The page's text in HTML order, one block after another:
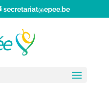
secretariat@epee.be